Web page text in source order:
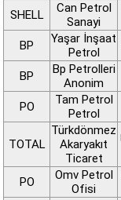
SHELL
Can Petrol
Sanayi
BP
Yaşar İnşaat
Petrol
BP
Bp Petrolleri
Anonim
PO
Tam Petrol
Petrol
TOTAL
Türkdönmez
Akaryakıt
Ticaret
PO
Omv Petrol
Ofisi